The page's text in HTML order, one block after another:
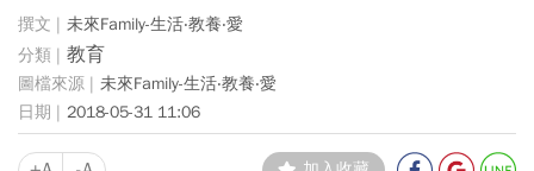
未來Family-生活‧教養‧愛
教育
未來Family-生活‧教養‧愛
2018-05-31 11:06